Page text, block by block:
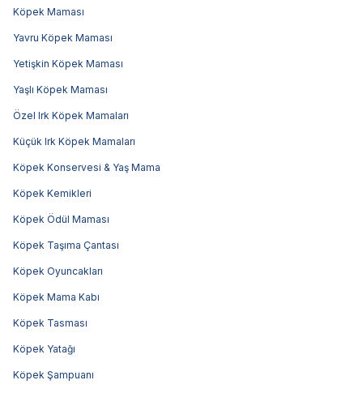
Köpek Maması
Yavru Köpek Maması
Yetişkin Köpek Maması
Yaşlı Köpek Maması
Özel Irk Köpek Mamaları
Küçük Irk Köpek Mamaları
Köpek Konservesi & Yaş Mama
Köpek Kemikleri
Köpek Ödül Maması
Köpek Taşıma Çantası
Köpek Oyuncakları
Köpek Mama Kabı
Köpek Tasması
Köpek Yatağı
Köpek Şampuanı